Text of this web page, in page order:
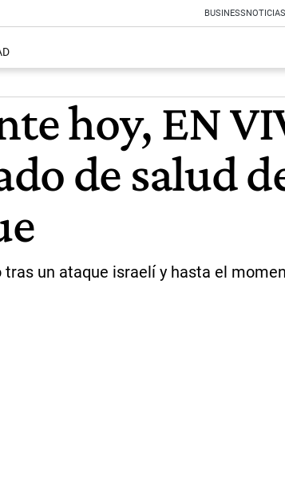
BUSINESSNOTICIAS
hoy, EN
de salud
un ataque israelí y hasta el